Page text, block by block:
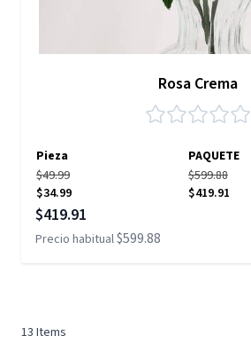
Rosa Crema
Pieza
PAQUETE
$49.99
$34.99
$599.88
$419.91
Precio especial
$419.91
Precio habitual$599.88
13 Items